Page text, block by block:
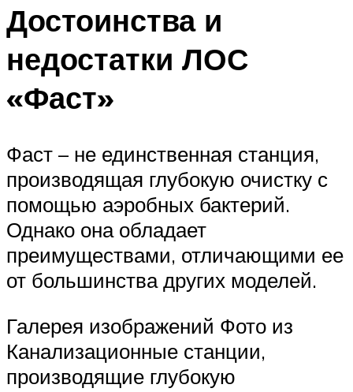
Достоинства и
недостатки ЛОС
«Фаст»
Фаст – не единственная станция,
производящая глубокую очистку с
помощью аэробных бактерий.
Однако она обладает
преимуществами, отличающими ее
от большинства других моделей.
Галерея изображений Фото из
Канализационные станции,
производящие глубокую